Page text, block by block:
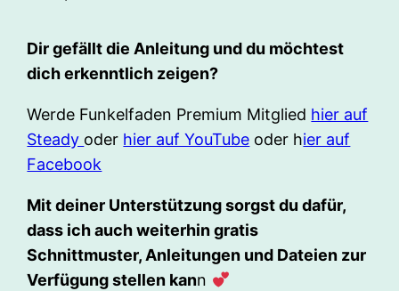
Dir gefällt die Anleitung und du möchtest
dich erkenntlich zeigen?
Werde Funkelfaden Premium Mitglied hier auf
Steady oder hier auf YouTube oder hier auf
Facebook
Mit deiner Unterstützung sorgst du dafür,
dass ich auch weiterhin gratis
Schnittmuster, Anleitungen und Dateien zur
Verfügung stellen kann